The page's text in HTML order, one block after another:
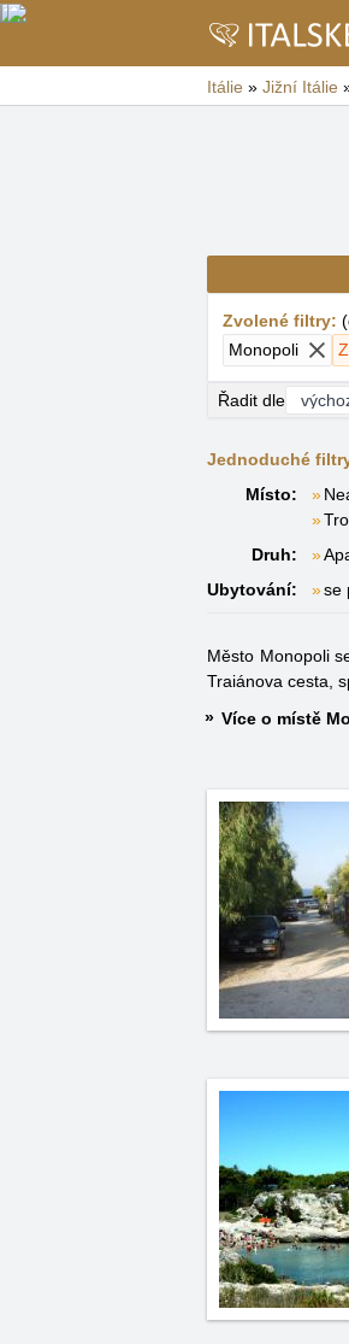
Itálie » Jižní Itálie
Zvolené filtry: (
Monopoli
Řadit dle
Jednoduché
Místo:
Druh:
Ubytování:
se
Město Monopoli
Traiánova cesta,
Více o místě